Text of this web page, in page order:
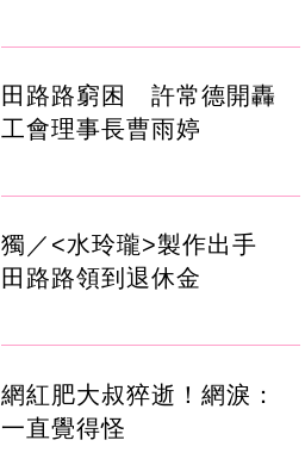
田路路窮困 許常德開轟
工會理事長曹雨婷
獨／<水玲瓏>製作出手
田路路領到退休金
網紅肥大叔猝逝！網淚：
一直覺得怪